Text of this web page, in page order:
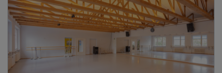
Lubeck
Mayence